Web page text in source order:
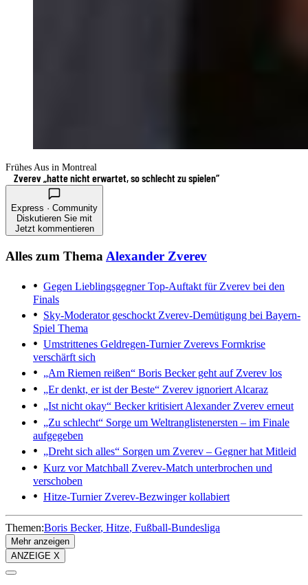
Frühes Aus in Montreal
Zverev „hatte nicht erwartet, so schlecht zu spielen“
Express · Community
Diskutieren Sie mit
Jetzt kommentieren
Alles zum Thema Alexander Zverev
Gegen LieblingsgegnerTop-Auftakt für Zverev bei den
Finals
Sky-Moderator geschockt Zverev-Demütigung bei Bayern-
Spiel Thema
Umstrittenes Geldregen-TurnierZverevs Formkrise
verschärft sich
„Am Riemen reißen“ Boris Becker geht auf Zverev los
„Er denkt, er ist der Beste“ Zverev ignoriert Alcaraz
„Ist nicht okay“ Becker kritisiert Alexander Zverev erneut
„Zu schlecht“ Sorge um Weltranglistenersten – im Finale
aufgegeben
„Dreht sich alles“ Sorgen um Zverev – Gegner hat Mitleid
Kurz vor Matchball Zverev-Match unterbrochen und
verschoben
Hitze-TurnierZverev-Bezwinger kollabiert
Themen:Boris Becker Hitze Fußball-Bundesliga
Mehr anzeigen
ANZEIGE X